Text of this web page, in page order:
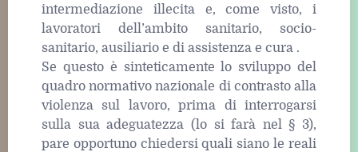
intermediazione illecita e, come visto, i
lavoratori dell’ambito sanitario, socio-
sanitario, ausiliario e di assistenza e cura .
Se questo è sinteticamente lo sviluppo del
quadro normativo nazionale di contrasto alla
violenza sul lavoro, prima di interrogarsi
sulla sua adeguatezza (lo si farà nel § 3),
pare opportuno chiedersi quali siano le reali